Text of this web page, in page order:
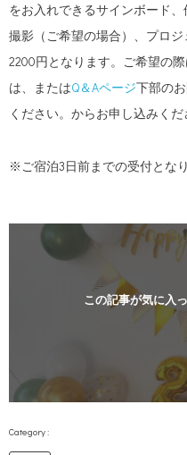
をお入れできるサインボード
撮影（ご希望の場合）、プロ
2200円となります。ご希望の
は、またはQ＆Aページ下部の
ください。からお申し込みくだ
※ご宿泊3日前までの受付となり
この記事が気に入